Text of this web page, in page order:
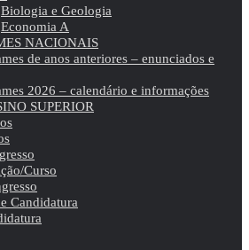
Biologia e Geologia
Economia A
NACIONAIS
de anos anteriores – enunciados e
2026 – calendário e informações
SUPERIOR
Curso
Candidatura